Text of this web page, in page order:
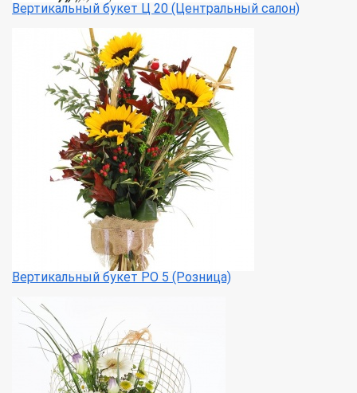
Вертикальный букет Ц 20 (Центральный салон)
Вертикальный букет РО 5 (Розница)